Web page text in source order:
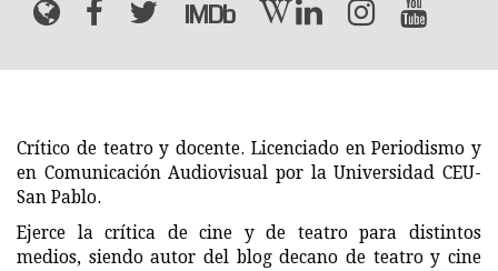
IMDb W
Crítico de teatro y docente. Licenciado en Periodismo y
en Comunicación Audiovisual por la Universidad CEU-
San Pablo.
Ejerce la crítica de cine y de teatro para distintos
medios, siendo autor del blog decano de teatro y cine